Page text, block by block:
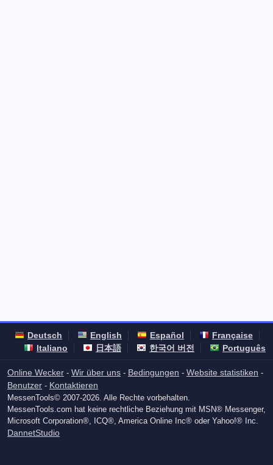
Deutsch English Español
Française
Italiano
日本語 한국어 버전 Português
Online Wecker - Wir über uns - Bedingungen - Website statistiken -
Benutzer - Kontaktieren
MessenTools© 2007-2026. Alle Rechte vorbehalten.
MessenTools.com hat keine rechtliche Beziehung mit MSN® Messenger,
Microsoft Corporation®, ICQ®, America Online Inc® oder Yahoo!® Inc.
DannetStudio